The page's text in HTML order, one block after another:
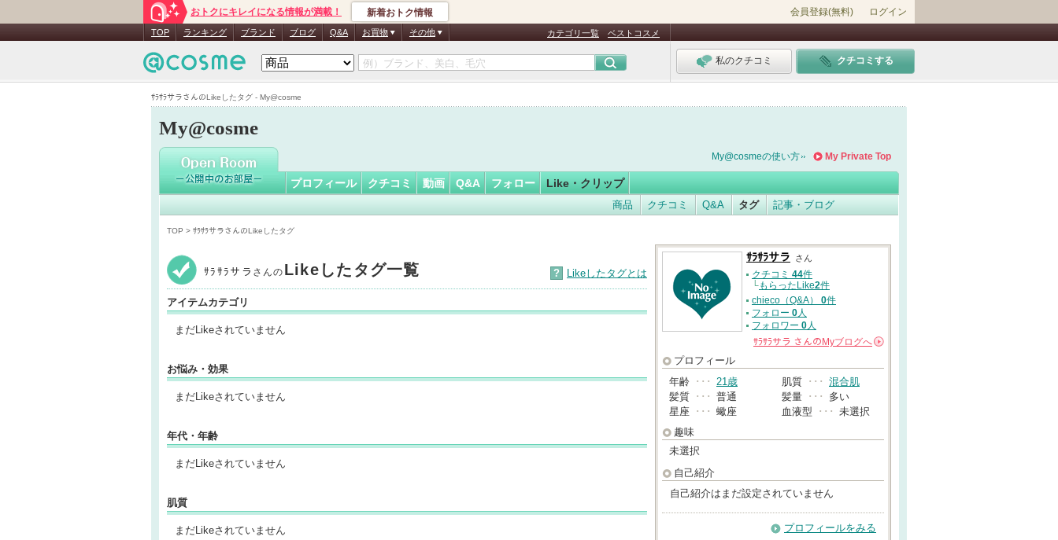
ｻﾗｻﾗサラさんのLikeしたタグ - My@cosme
おトクにキレイになる情報が満載！ 新着おトク情報 会員登録(無料) ログイン
TOP ランキング ブランド ブログ Q&A お買物 その他 カテゴリ一覧 ベストコスメ
私のクチコミ クチコミする
My@cosme
ｻﾗｻﾗサラさん
My Private Top
My@cosmeの使い方
プロフィール クチコミ 動画 Q&A フォロー Like・クリップ
商品 クチコミ Q&A タグ 記事・ブログ
TOP > ｻﾗｻﾗサラさんのLikeしたタグ
ｻﾗｻﾗサラ さんの Likeしたタグ一覧 ? Likeしたタグとは
アイテムカテゴリ
まだLikeされていません
お悩み・効果
まだLikeされていません
年代・年齢
まだLikeされていません
肌質
まだLikeされていません
ｻﾗｻﾗサラ さん
クチコミ 44件
└もらったLike2件
chieco（Q&A） 0件
フォロー 0人
フォロワー 0人
ｻﾗｻﾗサラ さんの Myブログへ
プロフィール
年齢 ･･･ 21歳 肌質 ･･･ 混合肌
髪質 ･･･ 普通 髪量 ･･･
多い
星座 ･･･ 蠍座 血液型 ･･･ 未選択
趣味
未選択
自己紹介
自己紹介はまだ設定されていません
プロフィールをみる